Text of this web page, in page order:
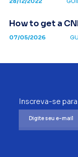
How to get a
07/05/2026
Inscreva-se